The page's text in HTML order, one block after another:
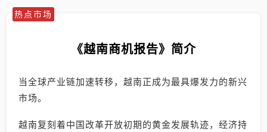
热点市场
《越南商机报告》简介
当全球产业链加速转移，越南正成为最具爆发力的新兴
市场。
越南复刻着中国改革开放初期的黄金发展轨迹，经济持